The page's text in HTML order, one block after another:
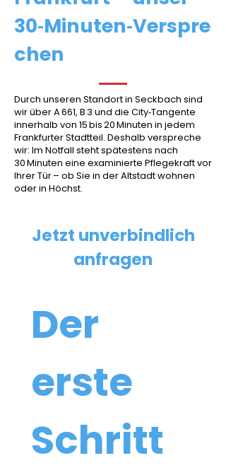
unserem Angebot.
30‑Minuten‑Verspre
chen
Durch unseren Standort in Seckbach sind
wir über A 661, B 3 und die City‑Tangente
innerhalb von 15 bis 20 Minuten in jedem
Frankfurter Stadtteil. Deshalb verspreche
wir: Im Notfall steht spätestens nach
30 Minuten eine examinierte Pflegekraft vor
Ihrer Tür – ob Sie in der Altstadt wohnen
oder in Höchst.
Jetzt unverbindlich
anfragen
Der
erste
Schritt